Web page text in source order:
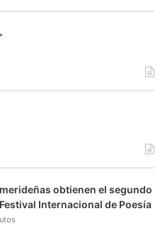
obtienen el segundo
Internacional de Poesía